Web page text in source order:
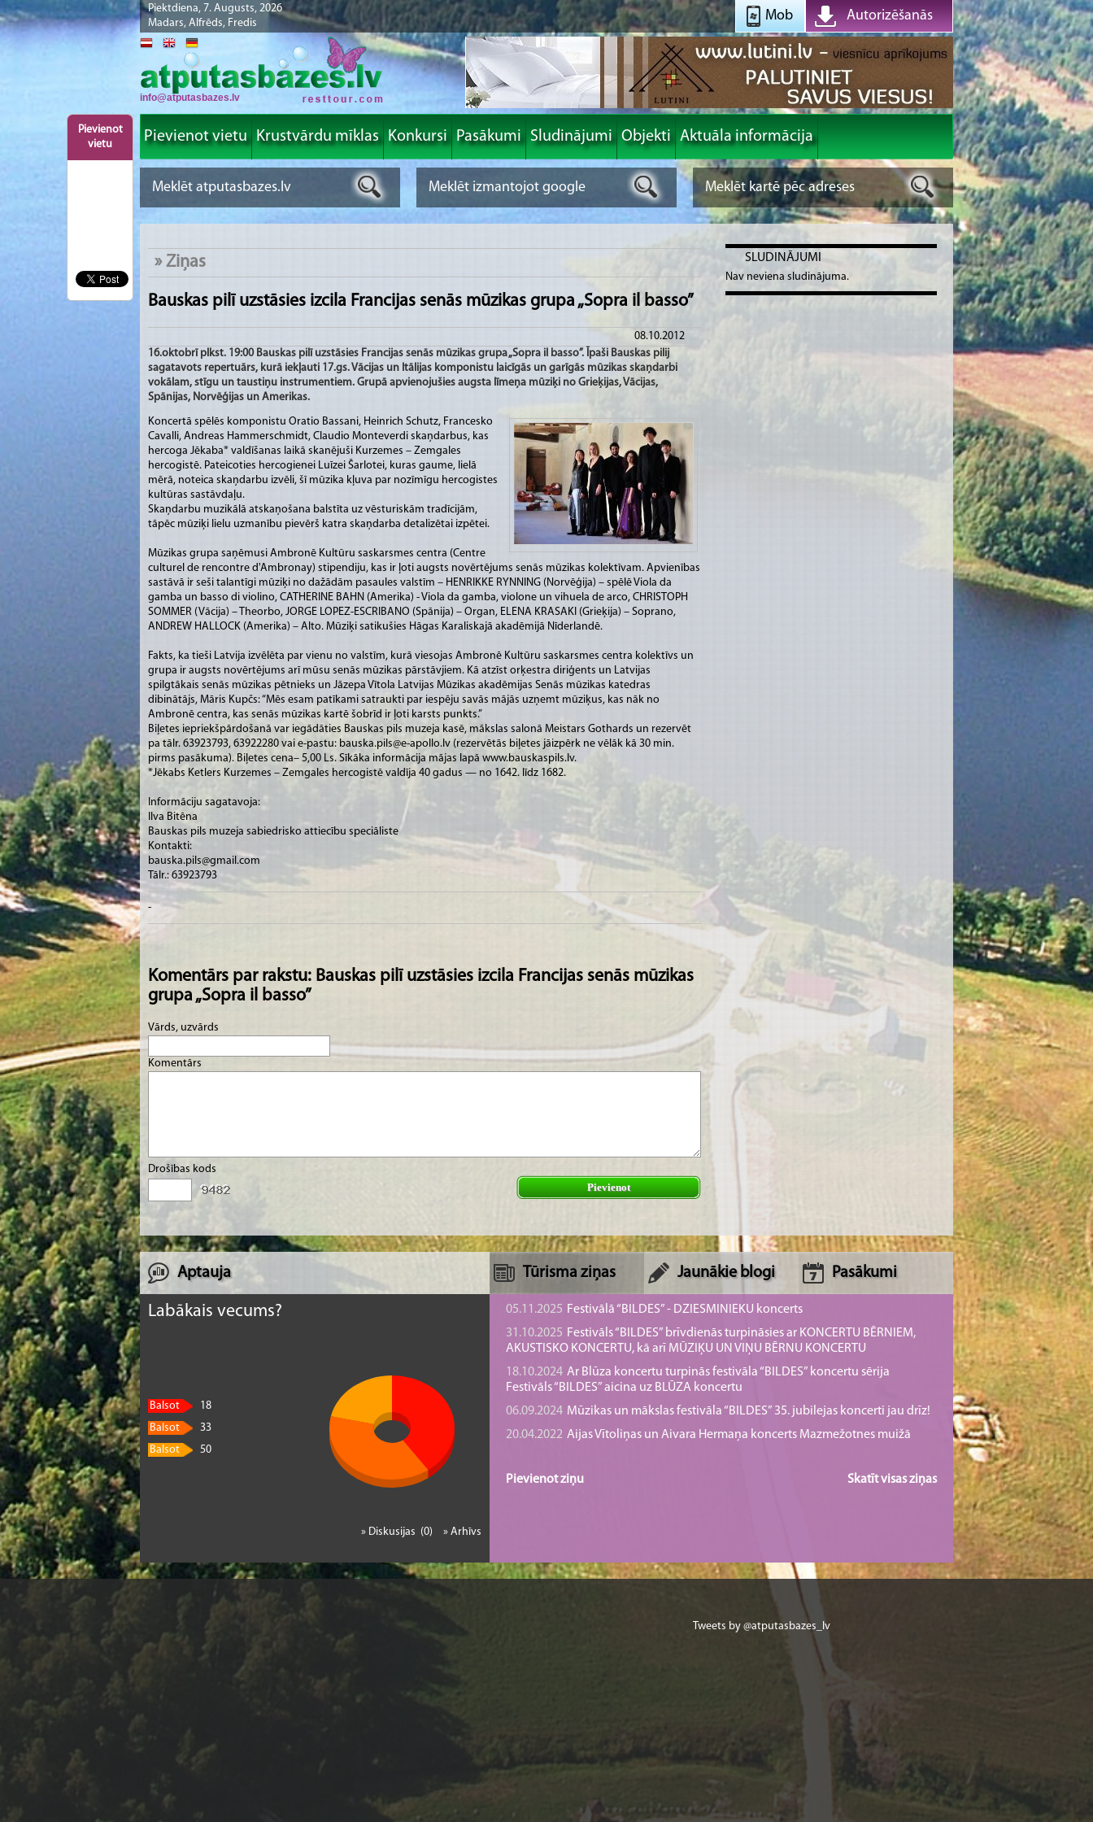
Piektdiena, 7. Augusts, 2026
Madars, Alfrēds, Fredis
Autorizēšanās
Mob
Pievienot
vietu
info@atputasbazes.lv
Pievienot vietu Krustvārdu mīklas Konkursi Pasākumi Sludinājumi Objekti Aktuāla informācija
»Ziņas
Bauskas pilī uzstāsies izcila Francijas senās mūzikas grupa „Sopra il basso”
08.10.2012
16.oktobrī plkst. 19:00 Bauskas pilī uzstāsies Francijas senās mūzikas grupa „Sopra il basso”. Īpaši Bauskas pilij
sagatavots repertuārs, kurā iekļauti 17.gs. Vācijas un Itālijas komponistu laicīgās un garīgās mūzikas skaņdarbi
vokālam, stīgu un taustiņu instrumentiem. Grupā apvienojušies augsta līmeņa mūziķi no Grieķijas, Vācijas,
Spānijas, Norvēģijas un Amerikas.
Koncertā spēlēs komponistu Oratio Bassani, Heinrich Schutz, Francesko
Cavalli, Andreas Hammerschmidt, Claudio Monteverdi skaņdarbus, kas
hercoga Jēkaba* valdīšanas laikā skanējuši Kurzemes – Zemgales
hercogistē. Pateicoties hercogienei Luīzei Šarlotei, kuras gaume, lielā
mērā, noteica skaņdarbu izvēli, šī mūzika kļuva par nozīmīgu hercogistes
kultūras sastāvdaļu.
Skaņdarbu muzikālā atskaņošana balstīta uz vēsturiskām tradīcijām,
tāpēc mūziķi lielu uzmanību pievērš katra skaņdarba detalizētai izpētei.
Mūzikas grupa saņēmusi Ambronē Kultūru saskarsmes centra (Centre
culturel de rencontre d'Ambronay) stipendiju, kas ir ļoti augsts novērtējums senās mūzikas kolektīvam. Apvienības
sastāvā ir seši talantīgi mūziķi no dažādām pasaules valstīm – HENRIKKE RYNNING (Norvēģija) – spēlē Viola da
gamba un basso di violino, CATHERINE BAHN (Amerika) - Viola da gamba, violone un vihuela de arco, CHRISTOPH
SOMMER (Vācija) – Theorbo, JORGE LOPEZ-ESCRIBANO (Spānija) – Organ, ELENA KRASAKI (Grieķija) – Soprano,
ANDREW HALLOCK (Amerika) – Alto. Mūziķi satikušies Hāgas Karaliskajā akadēmijā Nīderlandē.
Fakts, ka tieši Latvija izvēlēta par vienu no valstīm, kurā viesojas Ambronē Kultūru saskarsmes centra kolektīvs un
grupa ir augsts novērtējums arī mūsu senās mūzikas pārstāvjiem. Kā atzīst orķestra diriģents un Latvijas
spilgtākais senās mūzikas pētnieks un Jāzepa Vītola Latvijas Mūzikas akadēmijas Senās mūzikas katedras
dibinātājs, Māris Kupčs: “Mēs esam patīkami satraukti par iespēju savās mājās uzņemt mūziķus, kas nāk no
Ambronē centra, kas senās mūzikas kartē šobrīd ir ļoti karsts punkts.”
Biļetes iepriekšpārdošanā var iegādāties Bauskas pils muzeja kasē, mākslas salonā Meistars Gothards un rezervēt
pa tālr. 63923793, 63922280 vai e-pastu: bauska.pils@e-apollo.lv (rezervētās biļetes jāizpērk ne vēlāk kā 30 min.
pirms pasākuma). Biļetes cena– 5,00 Ls. Sīkāka informācija mājas lapā www.bauskaspils.lv.
*Jēkabs Ketlers Kurzemes – Zemgales hercogistē valdīja 40 gadus — no 1642. līdz 1682.
Informāciju sagatavoja:
Ilva Bitēna
Bauskas pils muzeja sabiedrisko attiecību speciāliste
Kontakti:
bauska.pils@gmail.com
Tālr.: 63923793
-
Komentārs par rakstu: Bauskas pilī uzstāsies izcila Francijas senās mūzikas
grupa „Sopra il basso”
Vārds, uzvārds
Komentārs
Drošības kods
Pievienot
SLUDINĀJUMI
Nav neviena sludinājuma.
Aptauja
Labākais vecums?
Balsot
18
Balsot
33
Balsot
50
» Arhīvs
» Diskusijas (0)
Tūrisma ziņas Jaunākie blogi Pasākumi
05.11.2025 Festivālā “BILDES” - DZIESMINIEKU koncerts
31.10.2025 Festivāls “BILDES” brīvdienās turpināsies ar KONCERTU BĒRNIEM,
AKUSTISKO KONCERTU, kā arī MŪZIĶU UN VIŅU BĒRNU KONCERTU
18.10.2024 Ar Blūza koncertu turpinās festivāla “BILDES” koncertu sērija
Festivāls “BILDES” aicina uz BLŪZA koncertu
06.09.2024 Mūzikas un mākslas festivāla “BILDES” 35. jubilejas koncerti jau drīz!
20.04.2022 Aijas Vītoliņas un Aivara Hermaņa koncerts Mazmežotnes muižā
Skatīt visas ziņas
Pievienot ziņu
Tweets by @atputasbazes_lv